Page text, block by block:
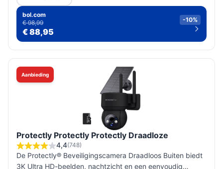
bol.com
€ 98,99
€ 88,95
-10%
Aanbieding
Protectly Protectly Protectly Draadloze
4,4(748)
De Protectly® Beveiligingscamera Draadloos Buiten biedt
3K Ultra HD-beelden, nachtzicht en een eenvoudig